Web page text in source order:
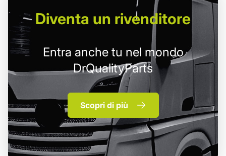
Diventa un rivenditore
Entra anche tu nel mondo
DrQualityParts
Scopri di più